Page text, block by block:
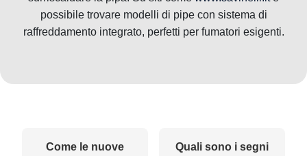
possibile trovare modelli di pipe con sistema di
raffreddamento integrato, perfetti per fumatori esigenti.
Come le nuove
Quali sono i segni